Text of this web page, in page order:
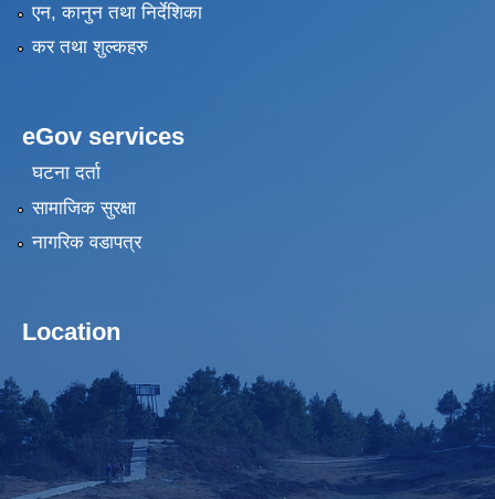
एन, कानुन तथा निर्देशिका
कर तथा शुल्कहरु
eGov services
घटना दर्ता
सामाजिक सुरक्षा
नागरिक वडापत्र
Location